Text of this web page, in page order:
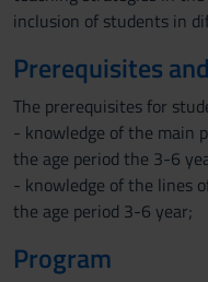
inclusion of students in
Prerequisites
The prerequisites for
- knowledge of the main
the age period the 3-6
- knowledge of the lines
the age period 3-6 year;
Program